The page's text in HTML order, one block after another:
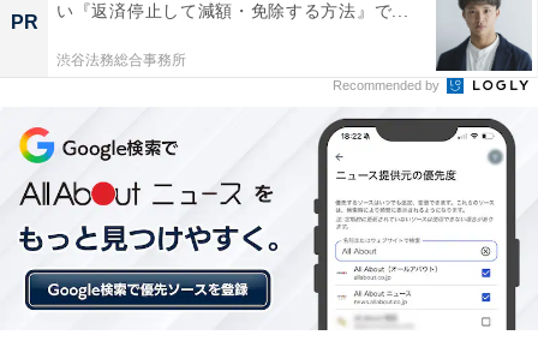
ドーピングが禁止される3つの理由
世界的に「アンチ・ドーピング」の考えは徹底されてお
り、国際的なスポーツの場ではドーピングは禁止されて
います。ドーピングが禁止される理由として、以下の3
つを清益さんは挙げています。
PR
い『返済停止して減額・免除する方法』で...
渋谷法務総合事務所
Recommended by